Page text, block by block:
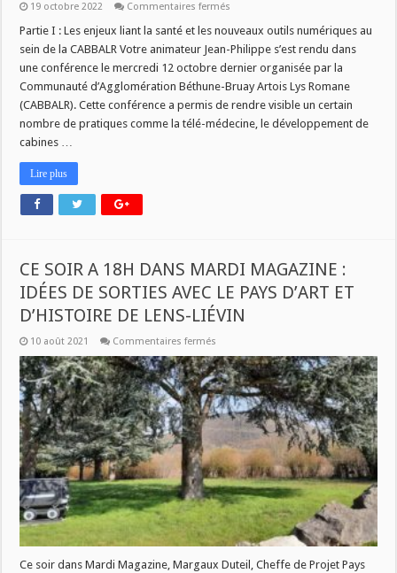
19 octobre 2022 Commentaires fermés
Savoir
ce
Jeudi
20
octobre
à
11h
Louvre-
Partie I : Les enjeux liant la santé et les nouveaux outils numériques au
sein de la CABBALR Votre animateur Jean-Philippe s’est rendu dans
une conférence le mercredi 12 octobre dernier organisée par la
Communauté d’Agglomération Béthune-Bruay Artois Lys Romane
(CABBALR). Cette conférence a permis de rendre visible un certain
nombre de pratiques comme la télé-médecine, le développement de
cabines …
Lire plus
CE SOIR A 18H DANS MARDI MAGAZINE :
IDÉES DE SORTIES AVEC LE PAYS D’ART ET
D’HISTOIRE DE LENS-LIÉVIN
10 août 2021 Commentaires fermés
SOIR
A
18H
DANS
MARDI
MAGAZINE
IDÉES
DE
SORTIES
AVEC
LE
PAYS
D’ART
D’HISTOIRE
DE
LENS-
Ce soir dans Mardi Magazine, Margaux Duteil, Cheffe de Projet Pays